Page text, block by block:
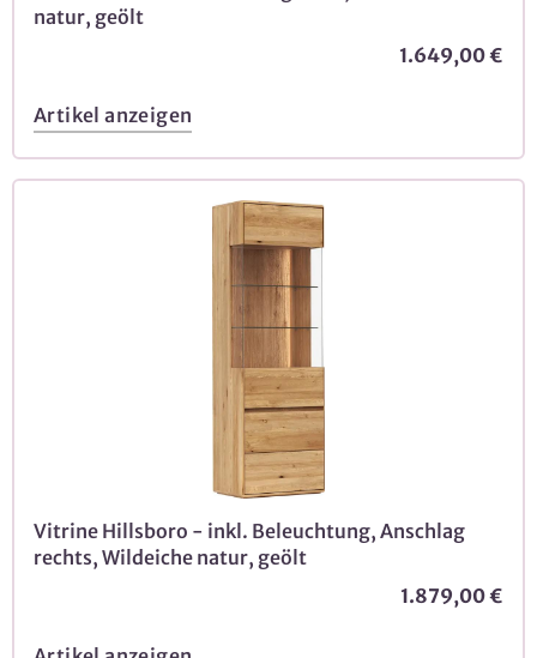
natur, geölt
1.649,00 €
Artikel anzeigen
Vitrine Hillsboro - inkl. Beleuchtung, Anschlag
rechts, Wildeiche natur, geölt
1.879,00 €